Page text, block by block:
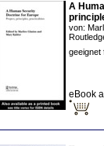
A
von:
geeignet
eBook